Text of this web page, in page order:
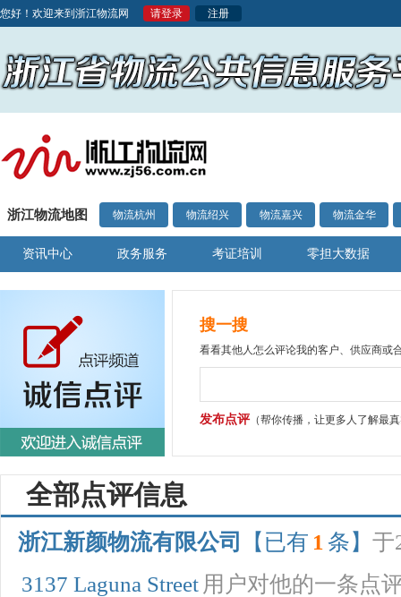
您好！欢迎来到浙江物流网 请登录 注册
浙江物流地图 物流杭州 物流绍兴 物流嘉兴 物流金华
资讯中心 政务服务 考证培训 零担大数据
搜一搜
看看其他人怎么评论我的客户、供应商或
发布点评（帮你传播，让更多人了解最
全部点评信息
浙江新颜物流有限公司 【已有 1 条】 于
3137 Laguna Street 用户对他的一条点